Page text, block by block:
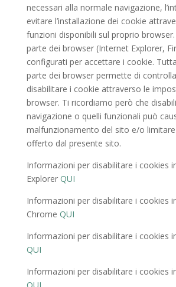
necessari alla normale navigazione,
evitare l’installazione dei cookie
funzioni disponibili sul proprio
parte dei browser (Internet Explorer,
configurati per accettare i cookie.
parte dei browser permette di
disabilitare i cookie attraverso le
browser. Ti ricordiamo però che
navigazione o quelli funzionali può
malfunzionamento del sito e/o
offerto dal presente sito.
Informazioni per disabilitare i cookies
Explorer QUI
Informazioni per disabilitare i cookies
Chrome QUI
Informazioni per disabilitare i cookies
QUI
Informazioni per disabilitare i cookies